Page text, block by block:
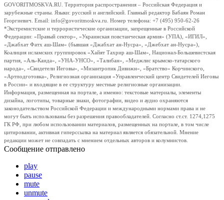
GOVORITMOSKVA.RU. Территория распространения – Российская Федерация и
зарубежные страны. Языки: русский и английский. Главный редактор Бабаян Роман
Георгиевич. Email: info@govoritmoskva.ru. Номер телефона: +7 (495) 950-62-26
*Экстремистские и террористические организации, запрещенные в Российской
Федерации: «Правый сектор», «Украинская повстанческая армия» (УПА), «ИГИЛ»,
«Джабхат Фатх аш-Шам» (бывшая «Джабхат ан-Нусра», «Джебхат ан-Нусра»),
Коалиция исламских группировок «Хайят Тахрир аш-Шам», Национал-Большевистская
партия, «Аль-Каида», «УНА-УНСО», «Талибан», «Меджлис крымско-татарского
народа», «Свидетели Иеговы», «Мизантропик Дивижн», «Братство» Корчинского,
«Артподготовка», Религиозная организация «Управленческий центр Свидетелей Иеговы
в России» и входящие в ее структуру местные религиозные организации.
Информация, размещенная на портале, а именно: текстовые материалы, элементы
дизайна, логотипы, товарные знаки, фотографии, видео и аудио охраняются
законодательством Российской Федерации и международными нормами права и не
могут быть использованы без разрешения правообладателей. Согласно ст.ст. 1274,1275
ГК РФ, при любом использовании материалов, размещенных на портале, в том числе
цитировании, активная гиперссылка на материал является обязательной. Мнение
редакции может не совпадать с мнением отдельных авторов и колумнистов.
Сообщение отправлено
play
pause
mute
unmute